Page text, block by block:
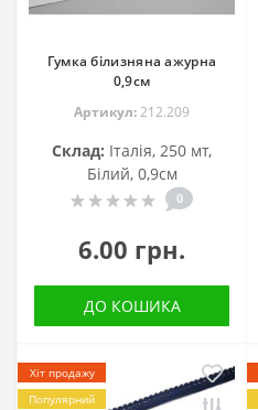
Гумка білизняна ажурна
0,9см
Артикул:212.209
Склад: Італія, 250 мт,
Білий, 0,9см
0
6.00 грн.
ДО КОШИКА
Хіт продажу
Популярний